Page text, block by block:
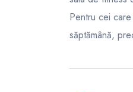
Pentru cei
săptămână,